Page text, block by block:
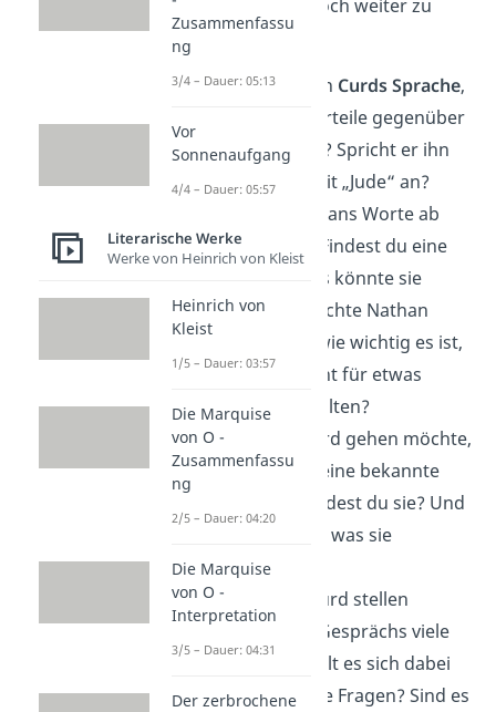
um die Sprache noch weiter zu
analysieren:
Wie ändert sich Curds Sprache,
als er die Vorurteile gegenüber
Nathan ablegt? Spricht er ihn
immer noch mit „Jude“ an?
Schau dir Nathans Worte ab
Vers 1283 an. Findest du eine
? Was könnte sie
bedeuten? Möchte Nathan
damit sagen, wie wichtig es ist,
sich selbst nicht für etwas
Besseres zu halten?
Kurz bevor Curd gehen möchte,
verwendet er eine bekannte
. Findest du sie? Und
weißt du auch, was sie
bedeutet?
Nathan und Curd stellen
während des Gesprächs viele
. Handelt es sich dabei
um rhetorische Fragen? Sind es
Zusammenfassu
ng
3/4 – Dauer: 05:13
Vor
Sonnenaufgang
4/4 – Dauer: 05:57
Literarische Werke
Werke von Heinrich von Kleist
Heinrich von
Kleist
1/5 – Dauer: 03:57
Die Marquise
von O -
Zusammenfassu
ng
2/5 – Dauer: 04:20
Die Marquise
von O -
Interpretation
3/5 – Dauer: 04:31
Der zerbrochene